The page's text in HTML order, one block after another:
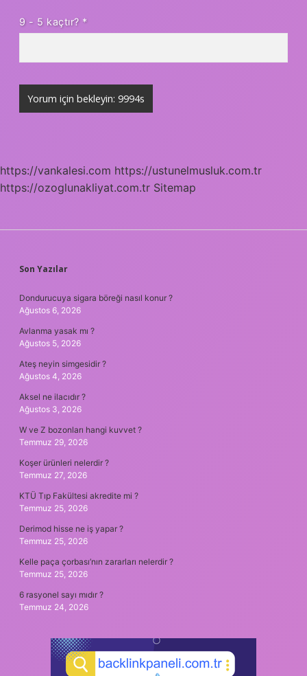
9 - 5 kaçtır? *
https://vankalesi.com https://ustunelmusluk.com.tr
https://ozoglunakliyat.com.tr Sitemap
SIDEBAR
Son Yazılar
Dondurucuya sigara böreği nasıl konur ?
Ağustos 6, 2026
Avlanma yasak mı ?
Ağustos 5, 2026
Ateş neyin simgesidir ?
Ağustos 4, 2026
Aksel ne ilacıdır ?
Ağustos 3, 2026
W ve Z bozonları hangi kuvvet ?
Temmuz 29, 2026
Koşer ürünleri nelerdir ?
Temmuz 27, 2026
KTÜ Tıp Fakültesi akredite mi ?
Temmuz 25, 2026
Derimod hisse ne iş yapar ?
Temmuz 25, 2026
Kelle paça çorbası’nın zararları nelerdir ?
Temmuz 25, 2026
6 rasyonel sayı mıdır ?
Temmuz 24, 2026